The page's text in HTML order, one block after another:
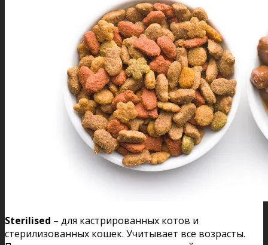
Sterilised – для кастрированных котов и
стерилизованных кошек. Учитывает все возрасты.